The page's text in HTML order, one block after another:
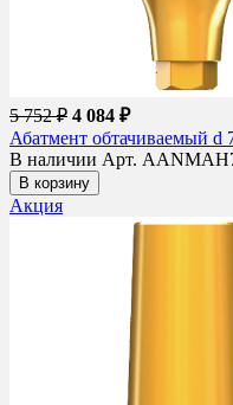
5 752 ₽ 4 084 ₽
Абатмент обтачиваемый
В наличии Арт.
В корзину
Акция